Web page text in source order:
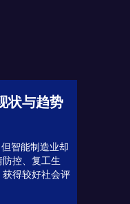
状与趋势
智能制造业却
控、复工生
得较好社会评